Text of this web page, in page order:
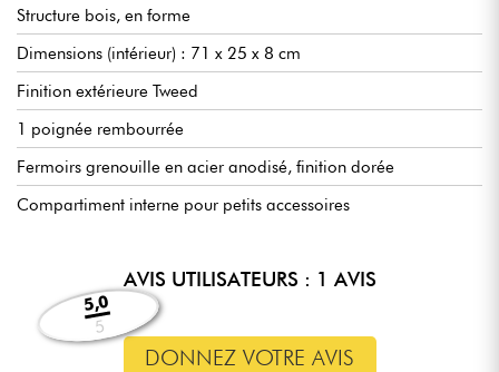
Structure bois, en forme
Dimensions (intérieur) : 71 x 25 x 8 cm
Finition extérieure Tweed
1 poignée rembourrée
Fermoirs grenouille en acier anodisé, finition dorée
Compartiment interne pour petits accessoires
AVIS UTILISATEURS : 1 AVIS
5,0
5
DONNEZ VOTRE AVIS